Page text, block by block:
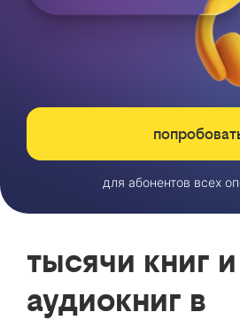
для абонентов всех
тысячи книг и
аудиокниг в